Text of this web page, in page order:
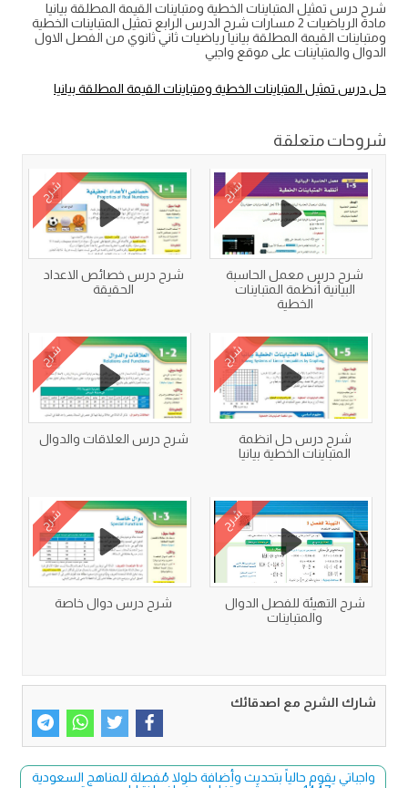
شرح درس تمثيل المتباينات الخطية ومتباينات القيمة المطلقة بيانيا
مادة الرياضيات 2 مسارات شرح الدرس الرابع تمثيل المتباينات الخطية
ومتباينات القيمة المطلقة بيانيا رياضيات ثاني ثانوي من الفصل الاول
الدوال والمتباينات على موقع واجبي
حل درس تمثيل المتباينات الخطية ومتباينات القيمة المطلقة بيانيا
شروحات متعلقة
شرح
شرح درس معمل الحاسبة
البيانية أنظمة المتباينات
الخطية
شرح
شرح درس خصائص الاعداد
الحقيقة
شرح
شرح درس حل انظمة
المتباينات الخطية بيانيا
شرح
شرح درس العلاقات والدوال
شرح
شرح التهيئة للفصل الدوال
والمتباينات
شرح
شرح درس دوال خاصة
شارك الشرح مع اصدقائك
واجباتي يقوم حالياً بتحديث وأضافة حلولا مُفصلة للمناهج السعودية